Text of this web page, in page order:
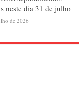
neste dia 31 de julho
de 2026